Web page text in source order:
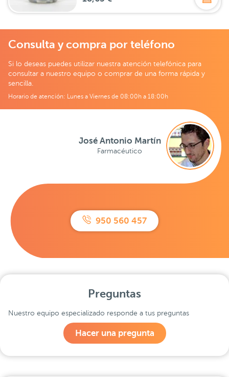
Consulta y compra por teléfono
Si lo deseas puedes utilizar nuestra atención telefónica para
consultar a nuestro equipo o comprar de una forma rápida y
sencilla.
Horario de atención: Lunes a Viernes de 08:00h a 18:00h
950 560 457
José Antonio Martín
Farmacéutico
Preguntas
Nuestro equipo especializado responde a tus preguntas
Hacer una pregunta